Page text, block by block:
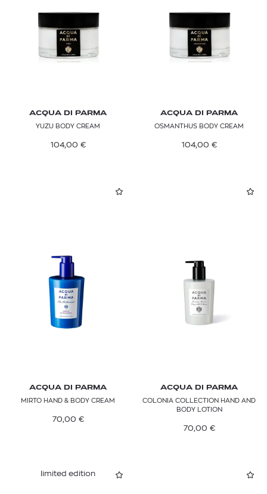
ACQUA DI PARMA
YUZU BODY CREAM
104,00 €
ACQUA DI PARMA
OSMANTHUS BODY CREAM
104,00 €
ACQUA DI PARMA
MIRTO HAND & BODY CREAM
70,00 €
ACQUA DI PARMA
COLONIA COLLECTION HAND AND
BODY LOTION
70,00 €
limited edition